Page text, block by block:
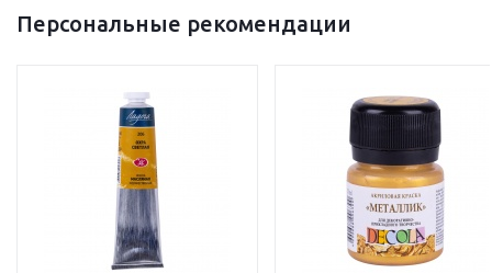
Персональные рекомендации